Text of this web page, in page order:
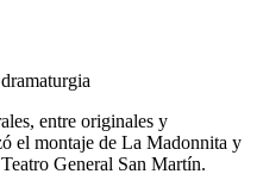
entre originales y
el montaje de La Madonnita y
General San Martín.